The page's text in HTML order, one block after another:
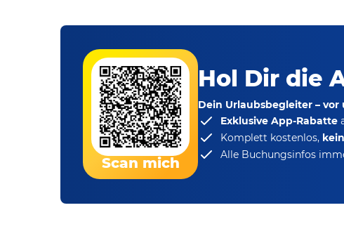
Scan mich
Hol Dir die
Dein Urlaubsbegleiter –
Exklusive App-Rabatte
Komplett kostenlos,
Alle Buchungsinfos